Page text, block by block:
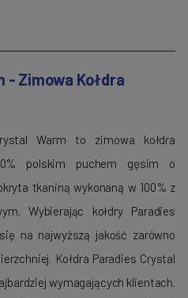
- Zimowa Kołdra
Warm to zimowa kołdra
polskim puchem gęsim o
tkaniną wykonaną w 100% z
Wybierając kołdry Paradies
na najwyższą jakość zarówno
Kołdra Paradies Crystal
wymagających klientach.